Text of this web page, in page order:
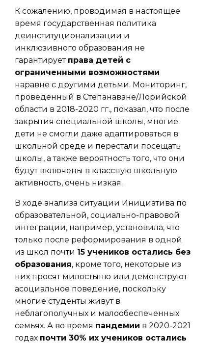
К сожалению, проводимая в настоящее
время государственная политика
деинституционализации и
инклюзивного образования не
гарантирует права детей с
ограниченными возможностями
наравне с другими детьми. Мониторинг,
проведенный в Степанаване/Лорийской
области в 2018-2020 гг., показал, что после
закрытия специальной школы, многие
дети не смогли даже адаптироваться в
школьной среде и перестали посещать
школы, а также вероятность того, что они
будут включены в классную школьную
активность, очень низкая.
В ходе анализа ситуации Инициатива по
образовательной, социально-правовой
интеграции, например, установила, что
только после реформирования в одной
из школ почти 15 учеников остались без
образования, кроме того, некоторые из
них просят милостыню или демонструют
асоциальное поведение, поскольку
многие студенты живут в
неблагополучных и малообеспеченных
семьях. А во время пандемии в 2020-2021
годах почти 30% их учеников остались